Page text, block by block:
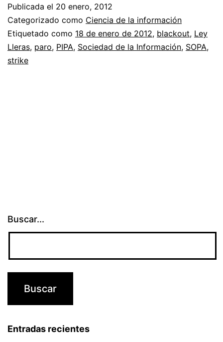
SOPA
y
PIPA
Publicada el 20 enero, 2012
Categorizado como Ciencia de la información
Etiquetado como 18 de enero de 2012, blackout, Ley
Lleras, paro, PIPA, Sociedad de la Información, SOPA,
strike
Buscar...
Entradas recientes